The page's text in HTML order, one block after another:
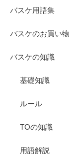
バスケ用語集
バスケのお買い物
バスケの知識
基礎知識
ルール
TOの知識
用語解説